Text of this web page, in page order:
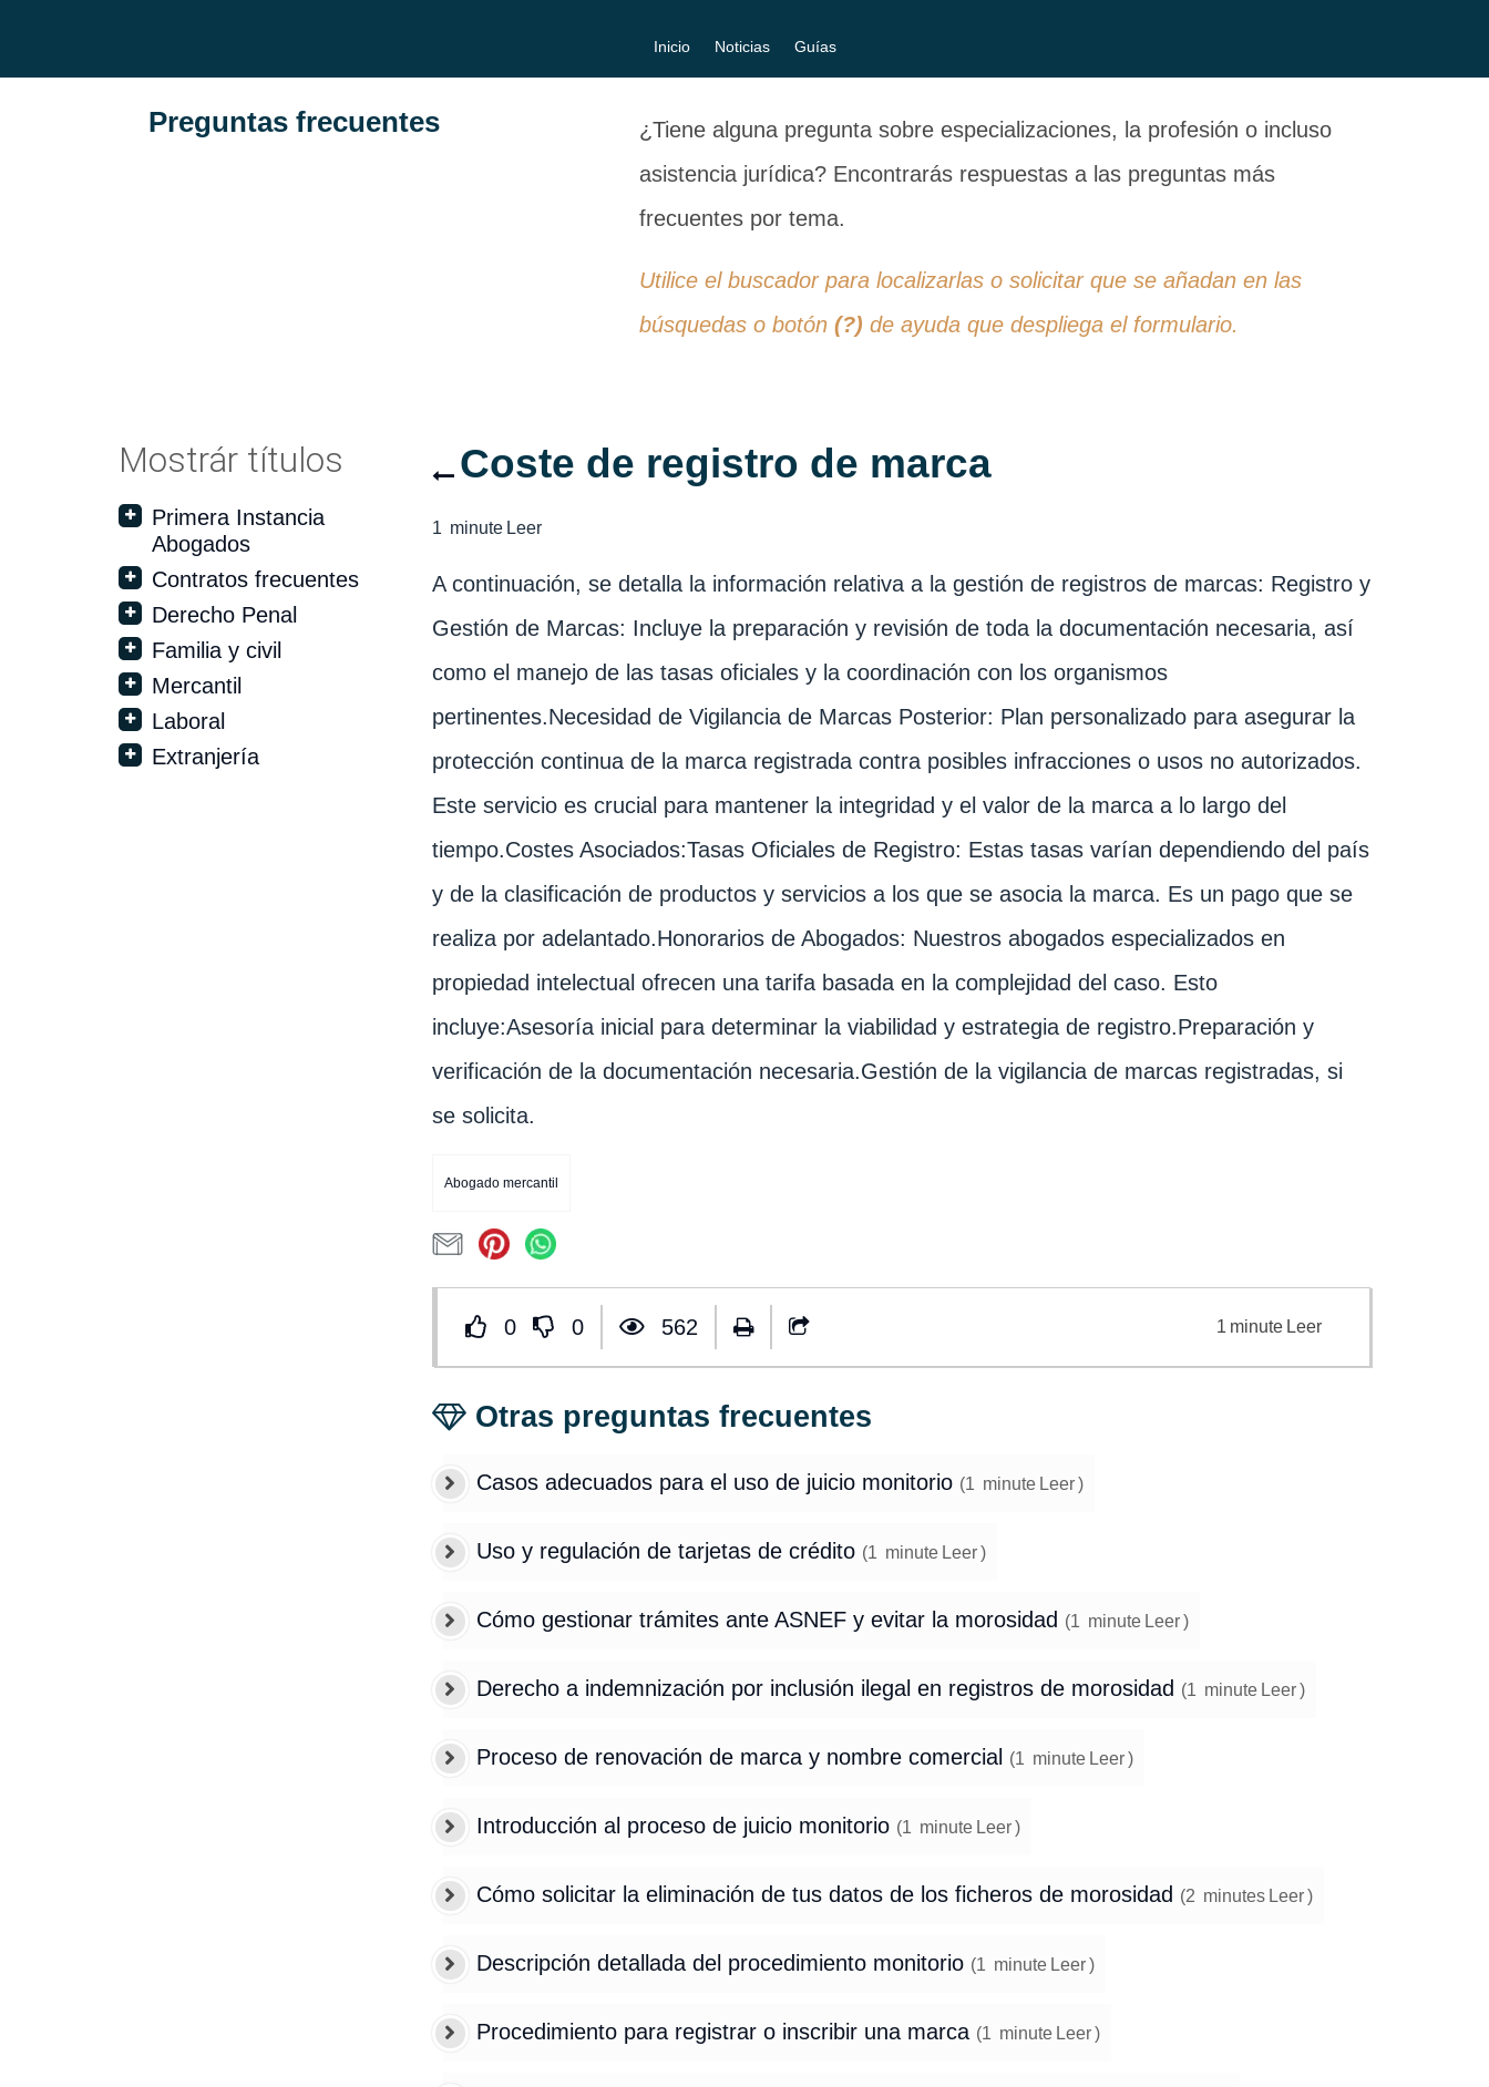
Inicio Noticias Guías
Preguntas frecuentes
¿Tiene alguna pregunta sobre especializaciones, la profesión o incluso
asistencia jurídica? Encontrarás respuestas a las preguntas más
frecuentes por tema.
Utilice el buscador para localizarlas o solicitar que se añadan en las
búsquedas o botón(?) de ayuda que despliega el formulario.
Mostrár títulos
Primera Instancia
Abogados
Contratos frecuentes
Derecho Penal
Familia y civil
Mercantil
Laboral
Extranjería
Coste de registro de marca
1 minute Leer
A continuación, se detalla la información relativa a la gestión de registros de marcas: Registro y
Gestión de Marcas: Incluye la preparación y revisión de toda la documentación necesaria, así
como el manejo de las tasas oficiales y la coordinación con los organismos
pertinentes.Necesidad de Vigilancia de Marcas Posterior: Plan personalizado para asegurar la
protección continua de la marca registrada contra posibles infracciones o usos no autorizados.
Este servicio es crucial para mantener la integridad y el valor de la marca a lo largo del
tiempo.Costes Asociados:Tasas Oficiales de Registro: Estas tasas varían dependiendo del país
y de la clasificación de productos y servicios a los que se asocia la marca. Es un pago que se
realiza por adelantado.Honorarios de Abogados: Nuestros abogados especializados en
propiedad intelectual ofrecen una tarifa basada en la complejidad del caso. Esto
incluye:Asesoría inicial para determinar la viabilidad y estrategia de registro.Preparación y
verificación de la documentación necesaria.Gestión de la vigilancia de marcas registradas, si
se solicita.
Abogado mercantil
0 0 562 1 minute Leer
Otras preguntas frecuentes
Casos adecuados para el uso de juicio monitorio (1 minute Leer )
Uso y regulación de tarjetas de crédito (1 minute Leer )
Cómo gestionar trámites ante ASNEF y evitar la morosidad (1 minute Leer )
Derecho a indemnización por inclusión ilegal en registros de morosidad (1 minute Leer )
Proceso de renovación de marca y nombre comercial (1 minute Leer )
Introducción al proceso de juicio monitorio (1 minute Leer )
Cómo solicitar la eliminación de tus datos de los ficheros de morosidad (2 minutes Leer )
Descripción detallada del procedimiento monitorio (1 minute Leer )
Procedimiento para registrar o inscribir una marca (1 minute Leer )